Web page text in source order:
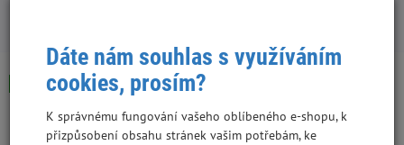
Skladem
Dáte nám souhlas s využíváním
cookies, prosím?
K správnému fungování vašeho oblíbeného e-shopu, k
přizpůsobení obsahu stránek vašim potřebám, ke